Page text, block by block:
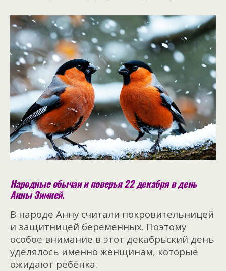
Народные обычаи и поверья 22 декабря в день
Анны Зимней.
В народе Анну считали покровительницей
и защитницей беременных. Поэтому
особое внимание в этот декабрьский день
уделялось именно женщинам, которые
ожидают ребёнка.